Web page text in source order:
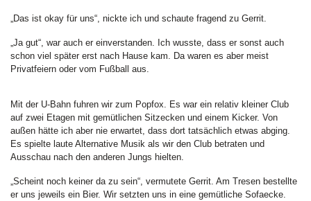
„Das ist okay für uns“, nickte ich und schaute fragend zu Gerrit.
„Ja gut“, war auch er einverstanden. Ich wusste, dass er sonst auch
schon viel später erst nach Hause kam. Da waren es aber meist
Privatfeiern oder vom Fußball aus.
Mit der U-Bahn fuhren wir zum Popfox. Es war ein relativ kleiner Club
auf zwei Etagen mit gemütlichen Sitzecken und einem Kicker. Von
außen hätte ich aber nie erwartet, dass dort tatsächlich etwas abging.
Es spielte laute Alternative Musik als wir den Club betraten und
Ausschau nach den anderen Jungs hielten.
„Scheint noch keiner da zu sein“, vermutete Gerrit. Am Tresen bestellte
er uns jeweils ein Bier. Wir setzten uns in eine gemütliche Sofaecke.